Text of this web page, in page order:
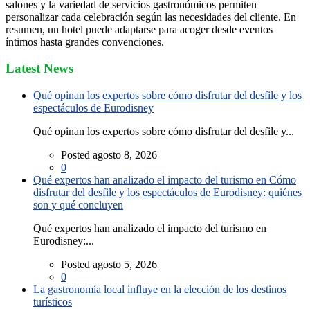
salones y la variedad de servicios gastronómicos permiten
personalizar cada celebración según las necesidades del cliente. En
resumen, un hotel puede adaptarse para acoger desde eventos
íntimos hasta grandes convenciones.
Latest News
Qué opinan los expertos sobre cómo disfrutar del desfile y los
espectáculos de Eurodisney
Qué opinan los expertos sobre cómo disfrutar del desfile y...
Posted agosto 8, 2026
0
Qué expertos han analizado el impacto del turismo en Cómo
disfrutar del desfile y los espectáculos de Eurodisney: quiénes
son y qué concluyen
Qué expertos han analizado el impacto del turismo en
Eurodisney:...
Posted agosto 5, 2026
0
La gastronomía local influye en la elección de los destinos
turísticos